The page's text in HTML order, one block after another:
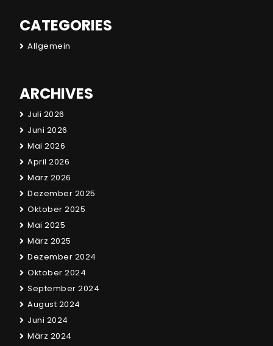
CATEGORIES
Allgemein
ARCHIVES
Juli 2026
Juni 2026
Mai 2026
April 2026
März 2026
Dezember 2025
Oktober 2025
Mai 2025
März 2025
Dezember 2024
Oktober 2024
September 2024
August 2024
Juni 2024
März 2024